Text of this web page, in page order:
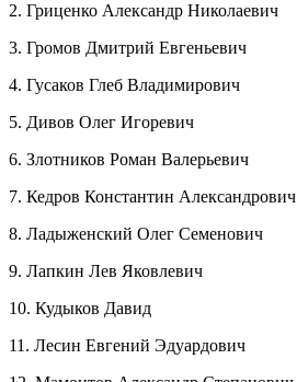
2. Гриценко Александр Николаевич
3. Громов Дмитрий Евгеньевич
4. Гусаков Глеб Владимирович
5. Дивов Олег Игоревич
6. Злотников Роман Валерьевич
7. Кедров Константин Александрович
8. Ладыженский Олег Семенович
9. Лапкин Лев Яковлевич
10. Кудыков Давид
11. Лесин Евгений Эдуардович